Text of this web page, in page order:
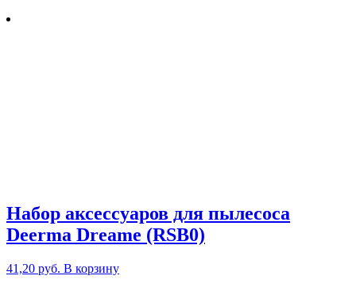
Набор аксессуаров для пылесоса
Deerma Dreame (RSB0)
41,20 руб. В корзину